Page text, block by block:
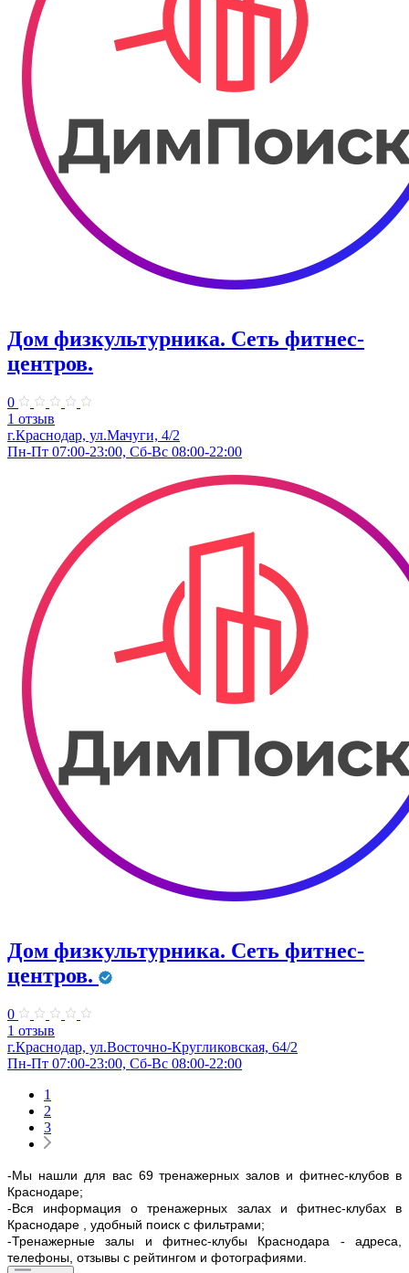
Дом физкультурника. Сеть фитнес-
центров.
0
1 отзыв
г.Краснодар, ул.Мачуги, 4/2
Пн-Пт 07:00-23:00, Сб-Вс 08:00-22:00
Дом физкультурника. Сеть фитнес-
центров.
0
1 отзыв
г.Краснодар, ул.Восточно-Кругликовская, 64/2
Пн-Пт 07:00-23:00, Сб-Вс 08:00-22:00
1
2
3
-Мы нашли для вас 69 тренажерных залов и фитнес-клубов в
Краснодаре;
-Вся информация о тренажерных залах и фитнес-клубах в
Краснодаре , удобный поиск с фильтрами;
-Тренажерные залы и фитнес-клубы Краснодара - адреса,
телефоны, отзывы с рейтингом и фотографиями.